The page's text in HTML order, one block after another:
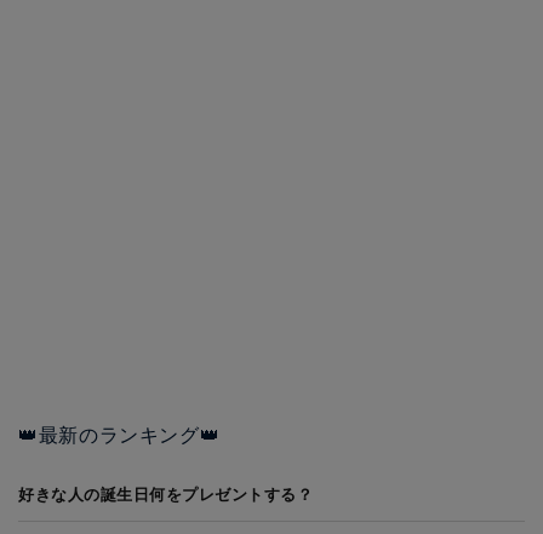
👑最新のランキング👑
好きな人の誕生日何をプレゼントする？